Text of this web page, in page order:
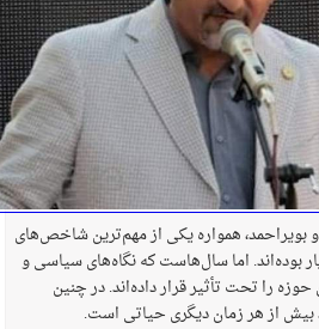
بویراحمد، همواره یکی از مهم‌ترین شاخص‌های
بوده‌اند. اما سال‌هاست که نگاه‌های سیاسی و
را تحت تأثیر قرار داده‌اند. در چنین
از هر زمان دیگری حیاتی است.